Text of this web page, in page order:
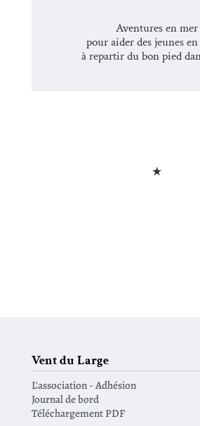
Aventures en mer
pour aider des jeunes
à repartir du bon pied
★
Vent du Large
L'association - Adhésion
Journal de bord
Téléchargement PDF